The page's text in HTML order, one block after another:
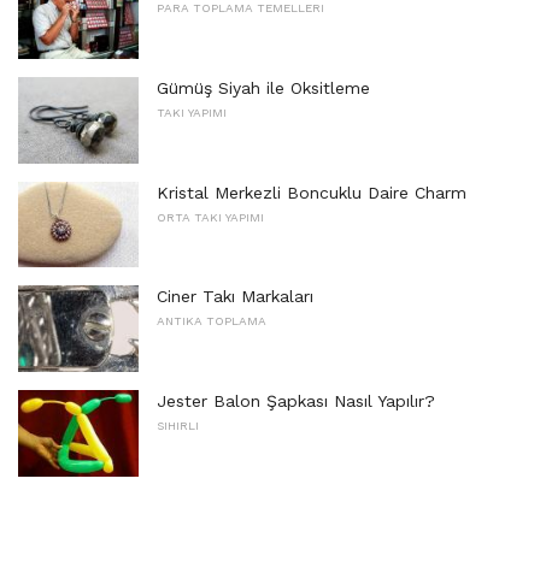
PARA TOPLAMA TEMELLERI
Gümüş Siyah ile Oksitleme
TAKI YAPIMI
Kristal Merkezli Boncuklu Daire Charm
ORTA TAKI YAPIMI
Ciner Takı Markaları
ANTIKA TOPLAMA
Jester Balon Şapkası Nasıl Yapılır?
SIHIRLI